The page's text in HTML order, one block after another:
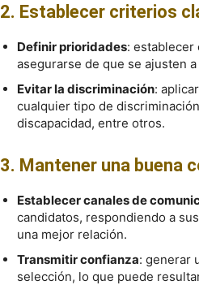
2. Establecer criterios
Definir prioridades: establecer
asegurarse de que se ajusten
Evitar la discriminación:
cualquier tipo de
discapacidad, entre otros.
3. Mantener una buena
Establecer canales de
candidatos, respondiendo a
una mejor relación.
Transmitir confianza: generar
selección, lo que puede